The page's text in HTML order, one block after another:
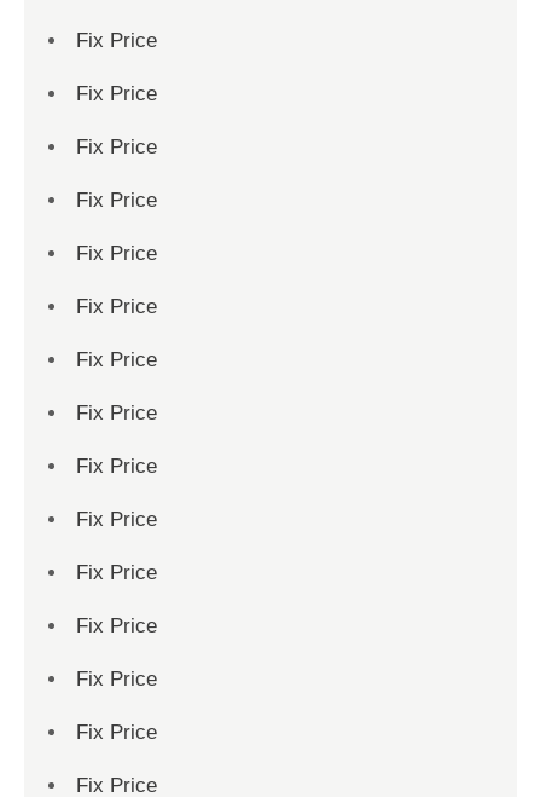
Fix Price
Fix Price
Fix Price
Fix Price
Fix Price
Fix Price
Fix Price
Fix Price
Fix Price
Fix Price
Fix Price
Fix Price
Fix Price
Fix Price
Fix Price